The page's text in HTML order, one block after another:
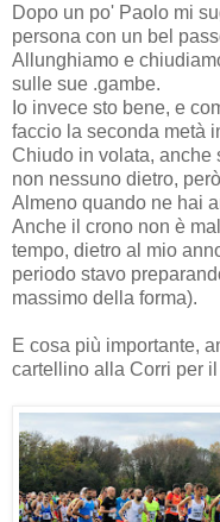
Dopo un po' Paolo mi
persona con un bel
Allunghiamo e
sulle sue .gambe.
Io invece sto bene, e
faccio la seconda metà
Chiudo in volata, anche
non nessuno dietro,
Almeno quando ne hai
Anche il crono non è
tempo, dietro al mio
periodo stavo
massimo della forma).
E cosa più importante,
cartellino alla Corri per il